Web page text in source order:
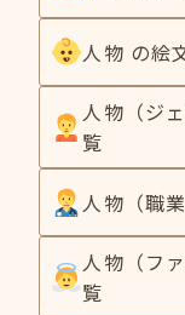
人物 の絵
人物（ジ
覧
人物（職
人物（フ
覧